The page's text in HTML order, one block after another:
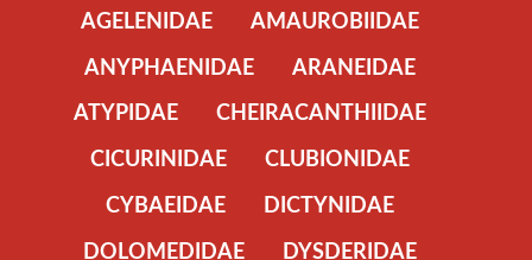
AGELENIDAE
AMAUROBIIDAE
ANYPHAENIDAE
ARANEIDAE
ATYPIDAE
CHEIRACANTHIIDAE
CICURINIDAE
CLUBIONIDAE
CYBAEIDAE
DICTYNIDAE
DOLOMEDIDAE
DYSDERIDAE